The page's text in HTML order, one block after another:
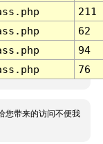
211
62
94
76
您带来的访问不便我